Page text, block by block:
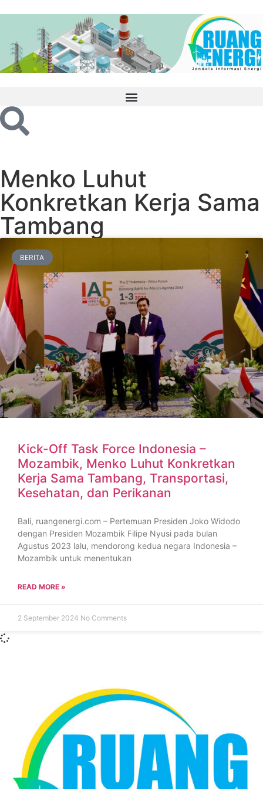
Menko Luhut
Konkretkan Kerja Sama
Tambang
BERITA
Kick-Off Task Force Indonesia –
Mozambik, Menko Luhut Konkretkan
Kerja Sama Tambang, Transportasi,
Kesehatan, dan Perikanan
Bali, ruangenergi.com – Pertemuan Presiden Joko Widodo
dengan Presiden Mozambik Filipe Nyusi pada bulan
Agustus 2023 lalu, mendorong kedua negara Indonesia –
Mozambik untuk menentukan
READ MORE »
2 September 2024 No Comments